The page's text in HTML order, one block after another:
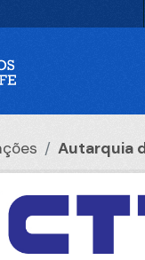
Autarquia